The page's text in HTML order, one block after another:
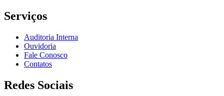
Serviços
Auditoria Interna
Ouvidoria
Fale Conosco
Contatos
Redes Sociais